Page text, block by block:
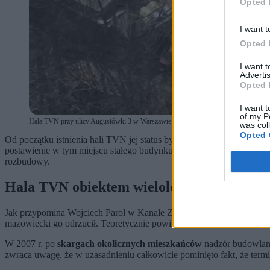
I want
Opted
I want
Opted
I want
of my
was
Opted
Hala TVN przy ulicy Augustówki 3 w Warszawie (fot. Kanał Zero)
Od początku istnienia hali TVN jej status był jasny – zgodnie z
postawienie w tym miejscu stałego budynku.
Hala mogła być
rozbudowy.
Hala TVN obiektem wieloletnich sporów
Jak przypomina Wojciech Parol w Kanale Zero, w marcu 2000 r.
mazowiecki go odrzucił. Teoretycznie powinno to doprowadzić do
W 2007 r. po skargach okolicznych mieszkańców nadzór
zwraca uwagę, że w uzasadnieniu całkowicie pominięto fakt, że